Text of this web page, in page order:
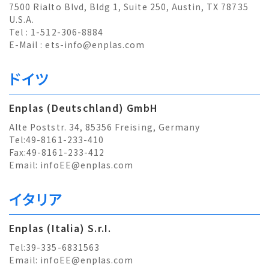
7500 Rialto Blvd, Bldg 1, Suite 250, Austin, TX 78735
U.S.A.
Tel : 1-512-306-8884
E-Mail :ets-info@enplas.com
ドイツ
Enplas (Deutschland) GmbH
Alte Poststr. 34, 85356 Freising, Germany
Tel:49-8161-233-410
Fax:49-8161-233-412
Email: infoEE@enplas.com
イタリア
Enplas (Italia) S.r.I.
Tel:39-335-6831563
Email: infoEE@enplas.com